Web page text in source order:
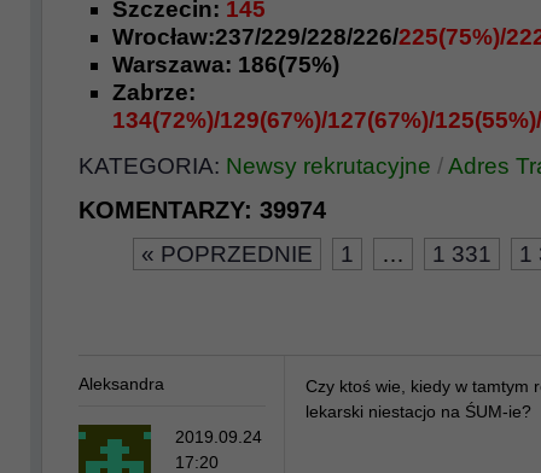
Szczecin: 145
Wrocław:237/229/228/226/225(75%)/
Warszawa: 186(75%)
Zabrze:
134(72%)/129(67%)/127(67%)/
KATEGORIA: Newsy rekrutacyjne /Adres
KOMENTARZY: 39974
« POPRZEDNIE 1 … 1 331 1
Czy ktoś wie, kiedy w tamtym
lekarski niestacjo na ŚUM-ie?
Aleksandra
2019.09.24
17:20